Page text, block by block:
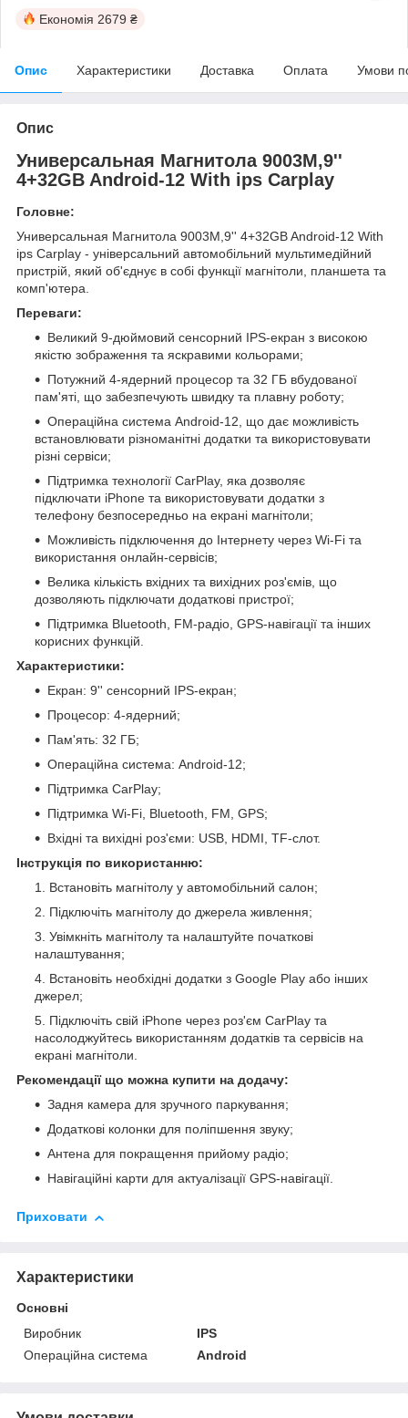
Економія 2679 ₴
Опис Характеристики Доставка Оплата Умови
Опис
Универсальная Магнитола 9003M,9''
4+32GB Android-12 With ips Carplay
Головне:
Универсальная Магнитола 9003M,9'' 4+32GB Android-12 With
ips Carplay - універсальний автомобільний мультимедійний
пристрій, який об'єднує в собі функції магнітоли, планшета та
комп'ютера.
Переваги:
Великий 9-дюймовий сенсорний IPS-екран з високою
якістю зображення та яскравими кольорами;
Потужний 4-ядерний процесор та 32 ГБ вбудованої
пам'яті, що забезпечують швидку та плавну роботу;
Операційна система Android-12, що дає можливість
встановлювати різноманітні додатки та використовувати
різні сервіси;
Підтримка технології CarPlay, яка дозволяє
підключати iPhone та використовувати додатки з
телефону безпосередньо на екрані магнітоли;
Можливість підключення до Інтернету через Wi-Fi та
використання онлайн-сервісів;
Велика кількість вхідних та вихідних роз'ємів, що
дозволяють підключати додаткові пристрої;
Підтримка Bluetooth, FM-радіо, GPS-навігації та інших
корисних функцій.
Характеристики:
Екран: 9'' сенсорний IPS-екран;
Процесор: 4-ядерний;
Пам'ять: 32 ГБ;
Операційна система: Android-12;
Підтримка CarPlay;
Підтримка Wi-Fi, Bluetooth, FM, GPS;
Вхідні та вихідні роз'єми: USB, HDMI, TF-слот.
Інструкція по використанню:
Встановіть магнітолу у автомобільний салон;
Підключіть магнітолу до джерела живлення;
Увімкніть магнітолу та налаштуйте початкові
налаштування;
Встановіть необхідні додатки з Google Play або інших
джерел;
Підключіть свій iPhone через роз'єм CarPlay та
насолоджуйтесь використанням додатків та сервісів на
екрані магнітоли.
Рекомендації що можна купити на додачу:
Задня камера для зручного паркування;
Додаткові колонки для поліпшення звуку;
Антена для покращення прийому радіо;
Навігаційні карти для актуалізації GPS-навігації.
Приховати
Характеристики
Основні
Виробник
IPS
Операційна система
Android